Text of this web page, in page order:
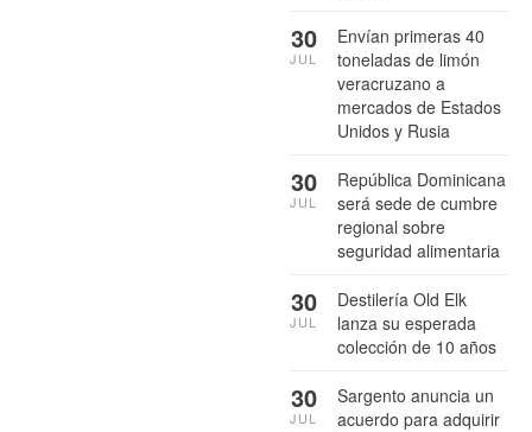
Envían primeras 40
toneladas de limón
veracruzano a
mercados de Estados
Unidos y Rusia
30
JUL
República Dominicana
será sede de cumbre
regional sobre
seguridad alimentaria
30
JUL
Destilería Old Elk
lanza su esperada
colección de 10 años
30
JUL
Sargento anuncia un
acuerdo para adquirir
30
JUL